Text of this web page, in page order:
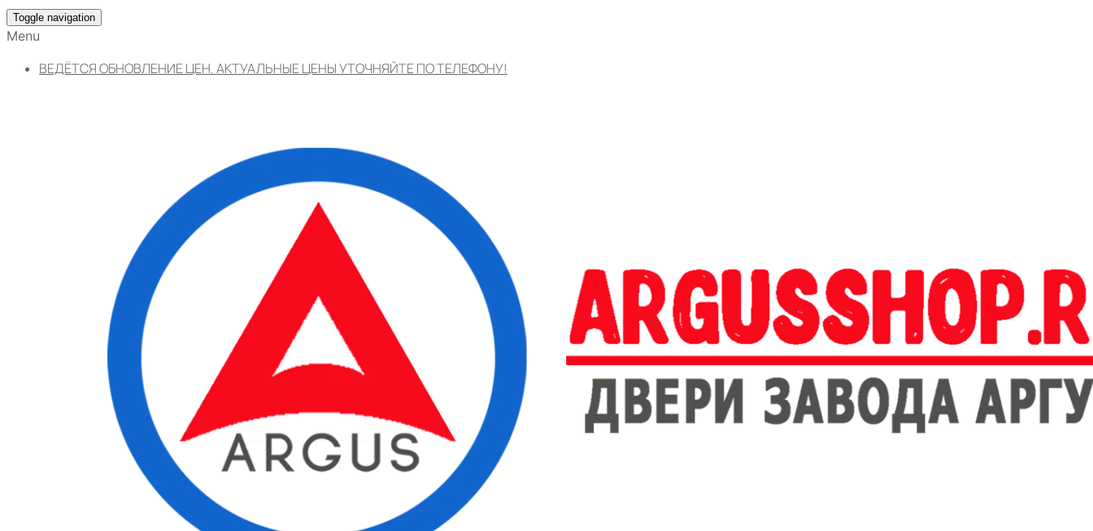
Toggle navigation
Menu
ВЕДЁТСЯ ОБНОВЛЕНИЕ ЦЕН. АКТУАЛЬНЫЕ ЦЕНЫ УТОЧНЯЙТЕ ПО ТЕЛЕФОНУ!